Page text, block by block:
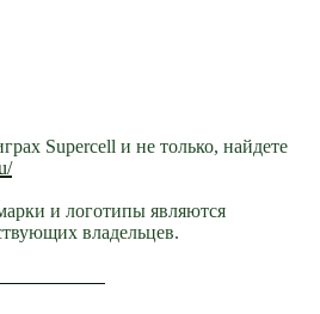
Supercell и не только, найдете
и логотипы являются
владельцев.